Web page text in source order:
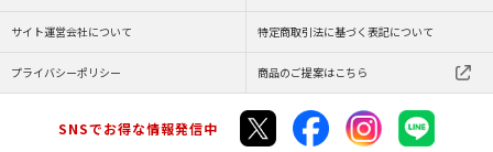
サイト運営会社について 特定商取引法に基づく表記について
プライバシーポリシー 商品のご提案はこちら
SNSでお得な情報発信中